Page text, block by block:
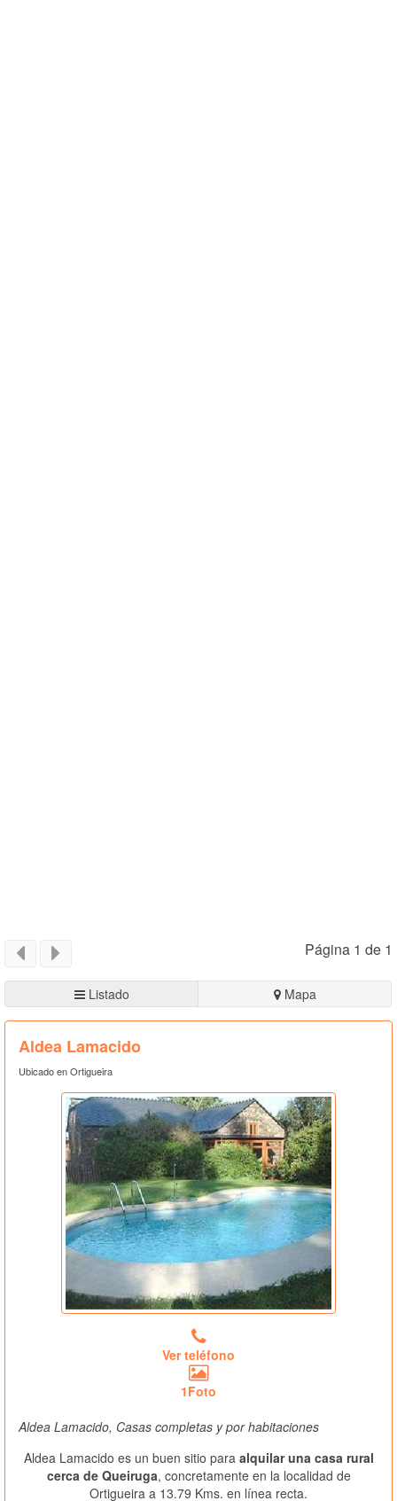
Página 1 de 1
Listado Mapa
Aldea Lamacido
Ubicado en Ortigueira
Ver teléfono
1Foto
Aldea Lamacido, Casas completas y por habitaciones
Aldea Lamacido es un buen sitio para alquilar una casa rural
cerca de Queiruga, concretamente en la localidad de
Ortigueira a 13.79 Kms. en línea recta.